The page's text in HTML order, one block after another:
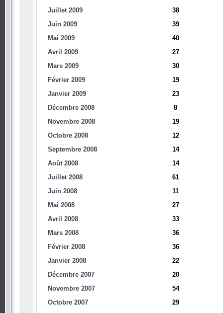
Juillet 2009
38
Juin 2009
39
Mai 2009
40
Avril 2009
27
Mars 2009
30
Février 2009
19
Janvier 2009
23
Décembre 2008
8
Novembre 2008
19
Octobre 2008
12
Septembre 2008
14
Août 2008
14
Juillet 2008
61
Juin 2008
11
Mai 2008
27
Avril 2008
33
Mars 2008
36
Février 2008
36
Janvier 2008
22
Décembre 2007
20
Novembre 2007
54
Octobre 2007
29